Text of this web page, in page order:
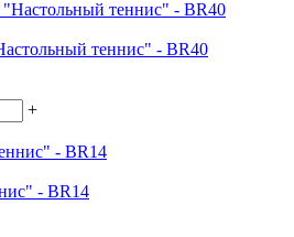
теннис" - BR40
+
- BR14